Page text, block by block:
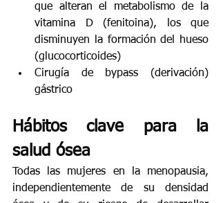
que alteran el metabolismo de la
vitamina D (fenitoina), los que
disminuyen la formación del hueso
(glucocorticoides)
Cirugía de bypass (derivación)
gástrico
Hábitos clave para la
salud ósea
Todas las mujeres en la menopausia,
independientemente de su densidad